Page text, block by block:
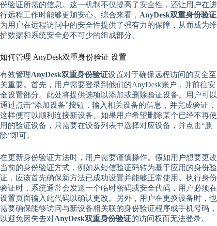
份验证所需的信息。这一机制不仅提高了安全性，还让用户在进
行远程工作时能够更加安心。综合来看， AnyDesk双重身份验证
为用户在远程访问中的安全性提供了强有力的保障，从而成为维
护数据和系统安全必不可少的组成部分。
如何管理 AnyDesk双重身份验证 设置
有效管理AnyDesk双重身份验证设置对于确保远程访问的安全至
关重要。首先，用户需要登录到他们的AnyDesk账户，并前往安
全设置部分。此处将提供选项以添加或删除验证设备。用户可以
通过点击“添加设备”按钮，输入相关设备的信息，并完成验证，
这样便可以顺利连接新设备。如果用户希望删除某个已经不再使
用的验证设备，只需要在设备列表中选择对应设备，并点击“删
除”即可。
在更新身份验证方法时，用户需要谨慎操作。假如用户想要更改
当前的身份验证方式，例如从短信验证码转为基于应用的身份验
证，应该首先确保新方法已成功设置并能够正常使用。执行身份
验证时，系统通常会发送一个临时密码或安全代码，用户必须在
设置页面输入此代码以确认更改。另外，用户在更换设备时，也
需要确保能够访问与新设备相关联的身份验证程序或手机号码，
以避免因失去对AnyDesk双重身份验证的访问权而无法登录。